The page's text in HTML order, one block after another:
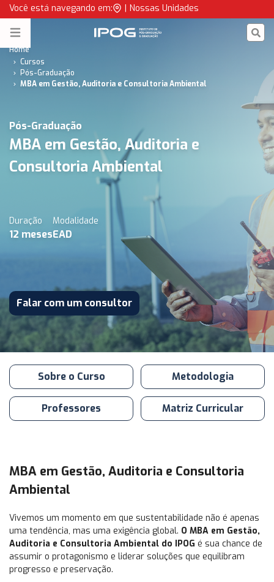
Você está navegando em: | Nossas Unidades
Open menu IPOG
Home
Cursos
Pós-Graduação
MBA em Gestão, Auditoria e Consultoria Ambiental
Pós-Graduação
MBA em Gestão, Auditoria e
Consultoria Ambiental
Duração
12 meses
Modalidade
EAD
Falar com um consultor
Sobre o Curso Metodologia
Professores Matriz Curricular
MBA em Gestão, Auditoria e Consultoria
Ambiental
Vivemos um momento em que sustentabilidade não é apenas
uma tendência, mas uma exigência global. O MBA em Gestão,
Auditoria e Consultoria Ambiental do IPOG é sua chance de
assumir o protagonismo e liderar soluções que equilibram
progresso e preservação.
MBA em Gestão, Auditoria e Consultoria Ambiental | IPOG